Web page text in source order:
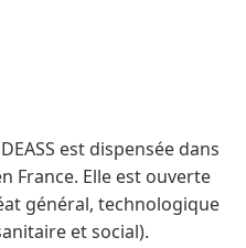
est dispensée dans
France. Elle est ouverte
général, technologique
et social).